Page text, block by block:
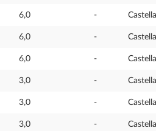
6,0 -
6,0 -
6,0 -
3,0 -
3,0 -
3,0 -